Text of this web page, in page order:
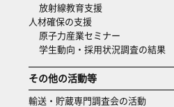
放射線教育支援
人材確保の支援
原子力産業セミナー
学生動向・採用状況調査の結果
その他の活動等
輸送・貯蔵専門調査会の活動